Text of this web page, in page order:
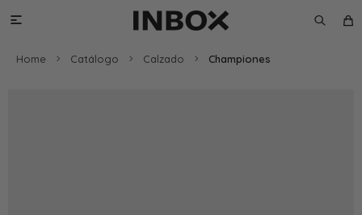

Home Catálogo Calzado Championes